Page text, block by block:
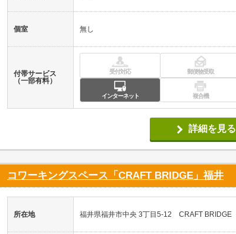
個室 無し
付帯サービス
（一部有料）
受付対応 郵便物受取
インターネット 複合機
詳細を見る
コワーキングスペース「CRAFT BRIDGE」福井
所在地 福井県福井市中央 3丁目5-12 CRAFT BRIDGE